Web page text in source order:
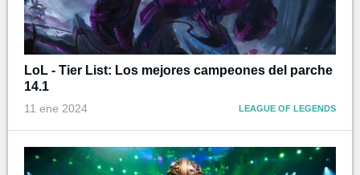
LoL - Tier List: Los mejores campeones del parche
14.1
11 ene 2024 LEAGUE OF LEGENDS